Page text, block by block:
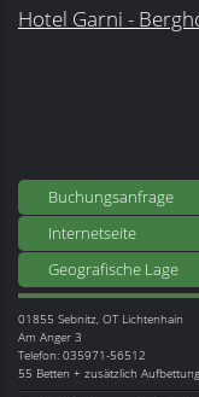
Hotel Garni -
Buchungsanfrage
Internetseite
Geografische Lage
01855 Sebnitz, OT Lichtenhain
Am Anger 3
Telefon: 035971-56512
55 Betten + zusätzlich Aufbettung